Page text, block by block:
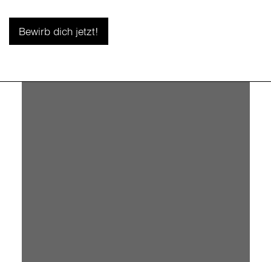
Bewirb dich jetzt!